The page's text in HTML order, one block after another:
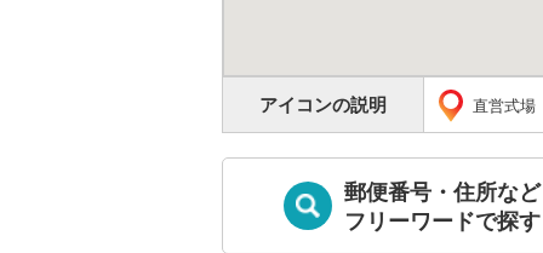
アイコンの説明 直営式場
郵便番号・住所など
フリーワードで探す